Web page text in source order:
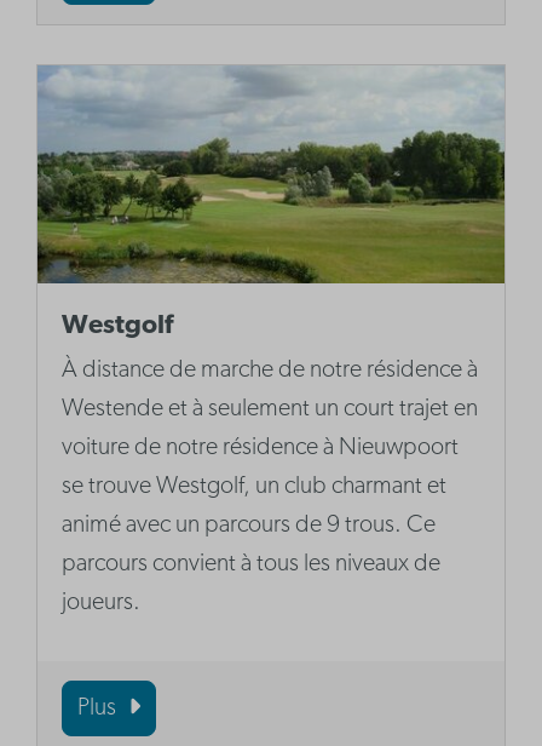
Westgolf
À distance de marche de notre résidence à
Westende et à seulement un court trajet en
voiture de notre résidence à Nieuwpoort
se trouve Westgolf, un club charmant et
animé avec un parcours de 9 trous. Ce
parcours convient à tous les niveaux de
joueurs.
Plus